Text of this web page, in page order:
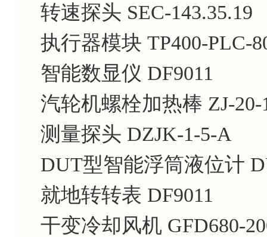
转速探头 SEC-143.35.19
执行器模块 TP400-PLC-
智能数显仪 DF9011
汽轮机螺栓加热棒 ZJ-20-
测量探头 DZJK-1-5-A
DUT型智能浮筒液位计
就地转转表 DF9011
干变冷却风机 GFD680-